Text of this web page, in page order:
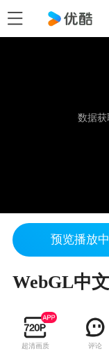
数据
预览播放
WebGL中
超清画质 评论